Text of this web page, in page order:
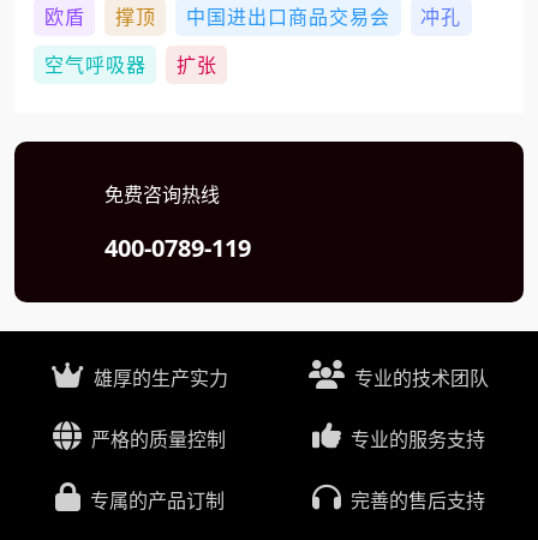
欧盾
撑顶 中国进出口商品交易会
冲孔
空气呼吸器
扩张
免费咨询热线
400-0789-119
雄厚的生产实力 专业的技术团队
严格的质量控制 专业的服务支持
专属的产品订制 完善的售后支持